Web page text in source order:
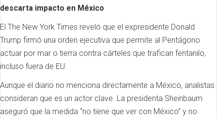
descarta impacto en México
El The New York Times reveló que el expresidente Donald
Trump firmó una orden ejecutiva que permite al Pentágono
actuar por mar o tierra contra cárteles que trafican fentanilo,
incluso fuera de EU.
Aunque el diario no menciona directamente a México, analistas
consideran que es un actor clave. La presidenta Sheinbaum
aseguró que la medida “no tiene que ver con México” y no